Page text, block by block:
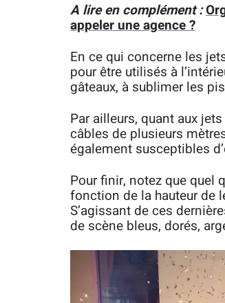
A lire en complément :
appeler une agence ?
En ce qui concerne les
pour être utilisés à
gâteaux, à sublimer les
Par ailleurs, quant aux
câbles de plusieurs
également susceptibles
Pour finir, notez que quel
fonction de la hauteur de
S’agissant de ces
de scène bleus, dorés,